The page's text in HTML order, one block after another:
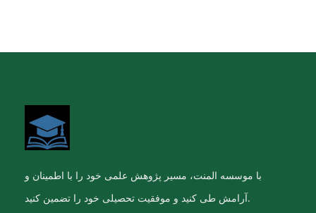
با موسسه المنت، مسیر پژوهش علمی خود را با اطمینان و
آرامش طی کنید و موفقیت تحصیلی خود را تضمین کنید.